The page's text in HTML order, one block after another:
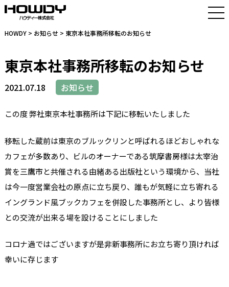
HOWDY> お知らせ> 東京本社事務所移転のお知らせ
東京本社事務所移転のお知らせ
2021.07.18 お知らせ
この度 弊社東京本社事務所は下記に移転いたしました
移転した蔵前は東京のブルックリンと呼ばれるほどおしゃれな
カフェが多数あり、ビルのオーナーである筑摩書房様は太宰治
賞を三鷹市と共催される由緒ある出版社という環境から、当社
は今一度営業会社の原点に立ち戻り、誰もが気軽に立ち寄れる
イングランド風ブックカフェを併設した事務所とし、より皆様
との交流が出来る場を設けることにしました
コロナ過ではございますが是非新事務所にお立ち寄り頂ければ
幸いに存じます